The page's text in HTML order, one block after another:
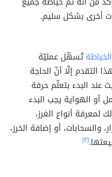
أخرى بشكل سليم.
تُسهّل عمليّة
التقدم إلّا أنّ الحاجة
عند البدء بتعلّم حرفة
أو الهواية يجب البدء
لمعرفة أنواع الغرز،
والسحابات، أو إضافة الخرز،
[٣]